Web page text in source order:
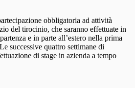
obbligatoria ad attività
del tirocinio, che saranno effettuate in
e in parte all’estero nella prima
successive quattro settimane di
di stage in azienda a tempo